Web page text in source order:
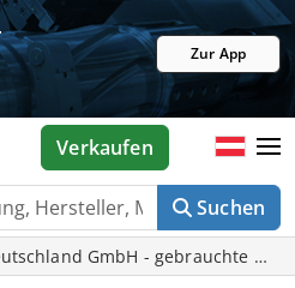
Zur App
Suchen
Verkaufen
GmbH - gebrauchte